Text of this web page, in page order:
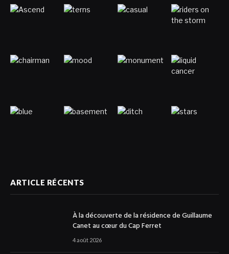
ARTICLE RÉCENTS
À la découverte de la résidence de Guillaume
Canet au cœur du Cap Ferret
4 août 2026